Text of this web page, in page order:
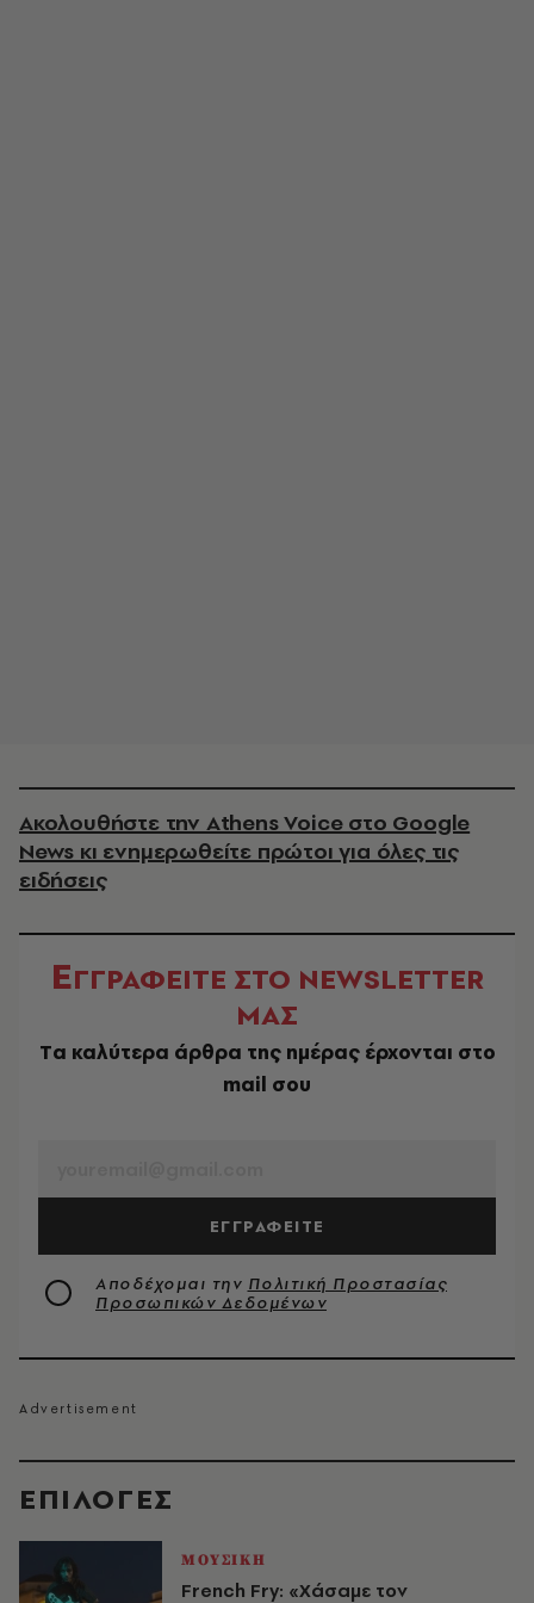
EΠΙΛΟΓΈΣ
ΜΟΥΣΙΚΗ
French Fry: «Χάσαμε τον
Ακολουθήστε την Athens Voice στο Google
News κι ενημερωθείτε πρώτοι για όλες τις
ειδήσεις
ΕΓΓΡΑΦΕΙΤΕ ΣΤΟ NEWSLETTER
ΜΑΣ
Tα καλύτερα άρθρα της ημέρας έρχονται στο
mail σου
ΕΓΓΡΑΦΕΙΤΕ
Αποδέχομαι την Πολιτική Προστασίας
Προσωπικών Δεδομένων